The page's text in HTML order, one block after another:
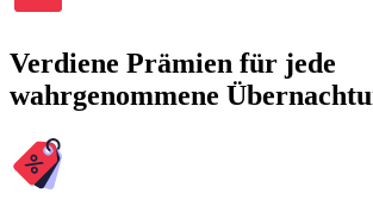
Verdiene Prämien für jede
wahrgenommene